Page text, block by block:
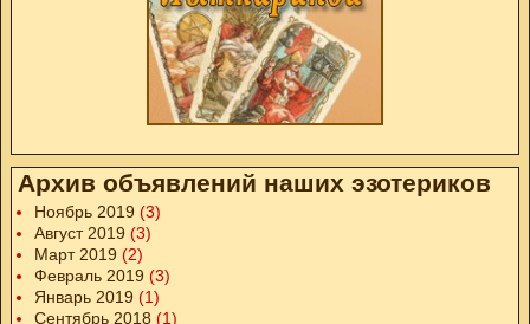
Архив объявлений наших эзотериков
Ноябрь 2019 (3)
Август 2019 (3)
Март 2019 (2)
Февраль 2019 (3)
Январь 2019 (1)
Сентябрь 2018 (1)